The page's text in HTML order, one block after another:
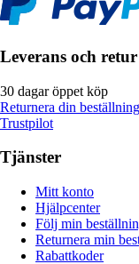
Leverans och retur
30 dagar öppet köp
Returnera din beställning
Trustpilot
Tjänster
Mitt konto
Hjälpcenter
Följ min
Returnera min
Rabattkoder